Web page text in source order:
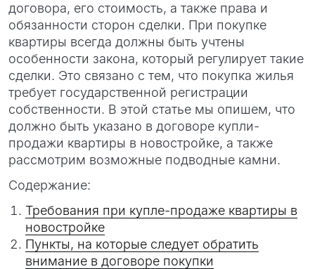
договора, его стоимость, а также права и
обязанности сторон сделки. При покупке
квартиры всегда должны быть учтены
особенности закона, который регулирует такие
сделки. Это связано с тем, что покупка жилья
требует государственной регистрации
собственности. В этой статье мы опишем, что
должно быть указано в договоре купли-
продажи квартиры в новостройке, а также
рассмотрим возможные подводные камни.
Содержание:
Требования при купле-продаже квартиры в
новостройке
Пункты, на которые следует обратить
внимание в договоре покупки